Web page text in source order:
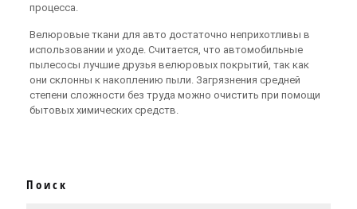
процесса.
Велюровые ткани для авто достаточно неприхотливы в
использовании и уходе. Считается, что автомобильные
пылесосы лучшие друзья велюровых покрытий, так как
они склонны к накоплению пыли. Загрязнения средней
степени сложности без труда можно очистить при помощи
бытовых химических средств.
Поиск